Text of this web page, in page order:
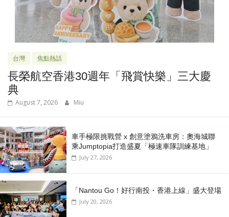
台灣 焦點熱話
長榮航空香港30週年「飛賞快樂」三大慶
典
August 7, 2026 Miu
車手極限挑戰營 x 創意塗鴉洗車房：奧海城聯
乘Jumptopia打造盛夏「極速車隊訓練基地」
July 27, 2026
「Nantou Go！好行南投・香港上線」盛大登場
July 20, 2026